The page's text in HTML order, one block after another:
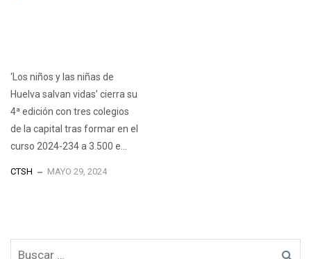
‘Los niños y las niñas de
Huelva salvan vidas’ cierra su
4ª edición con tres colegios
de la capital tras formar en el
curso 2024-234 a 3.500 e...
CTSH MAYO 29, 2024